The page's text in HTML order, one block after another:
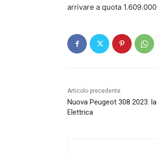
arrivare a quota
Articolo precedente
Nuova Peugeot 308 2023:
Elettrica